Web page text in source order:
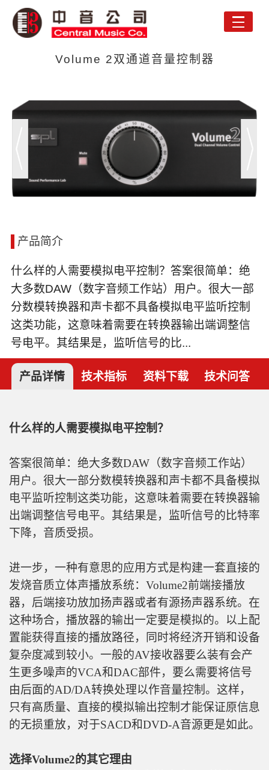
Toggle
Volume 2双通道音量控制器
产品简介
什么样的人需要模拟电平控制？答案很简单：绝
大多数DAW（数字音频工作站）用户。很大一部
分数模转换器和声卡都不具备模拟电平监听控制
这类功能，这意味着需要在转换器输出端调整信
号电平。其结果是，监听信号的比...
产品详情 技术指标 资料下载 技术问答
什么样的人需要模拟电平控制？
答案很简单：绝大多数DAW（数字音频工作站）
用户。很大一部分数模转换器和声卡都不具备模拟
电平监听控制这类功能，这意味着需要在转换器输
出端调整信号电平。其结果是，监听信号的比特率
下降，音质受损。
进一步，一种有意思的应用方式是构建一套直接的
发烧音质立体声播放系统：Volume2前端接播放
器，后端接功放加扬声器或者有源扬声器系统。在
这种场合，播放器的输出一定要是模拟的。以上配
置能获得直接的播放路径，同时将经济开销和设备
复杂度减到较小。一般的AV接收器要么装有会产
生更多噪声的VCA和DAC部件，要么需要将信号
由后面的AD/DA转换处理以作音量控制。这样，
只有高质量、直接的模拟输出控制才能保证原信息
的无损重放，对于SACD和DVD-A音源更是如此。
选择Volume2的其它理由